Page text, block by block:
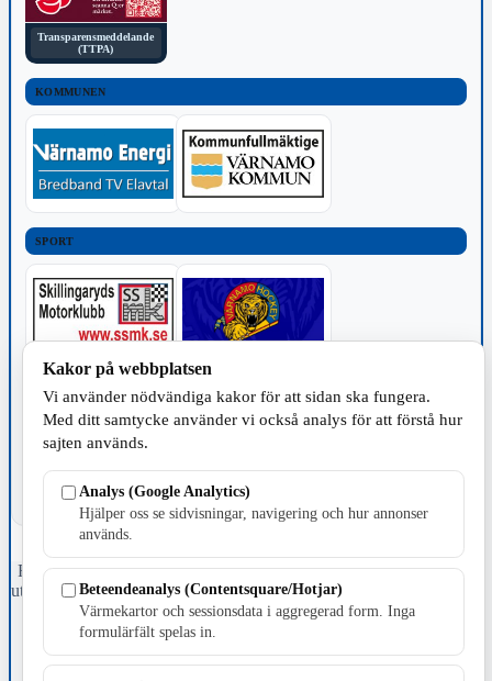
Transparensmeddelande
(TTPA)
KOMMUNEN
SPORT
TILLVERKNING
Fristående webbtidningsföretag grundat 1991 som sedan 2002 ger
ut tidningen Skillingaryd.nu och 2010 lanserades Värnamo.nu. Från
april 2026 omfattar Skillingaryd.nu tre kommuner: Gnosjö,
Värnamo och Vaggeryds kommun.
Kontakta oss
Kakor på webbplatsen
Vi använder nödvändiga kakor för att sidan ska fungera.
Med ditt samtycke använder vi också analys för att förstå hur
sajten används.
Analys (Google Analytics)
Hjälper oss se sidvisningar, navigering och hur annonser
används.
Beteendeanalys (Contentsquare/Hotjar)
Värmekartor och sessionsdata i aggregerad form. Inga
formulärfält spelas in.